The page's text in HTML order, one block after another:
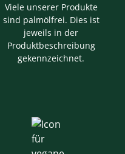
Viele unserer Produkte
sind palmölfrei. Dies ist
jeweils in der
Produktbeschreibung
gekennzeichnet.